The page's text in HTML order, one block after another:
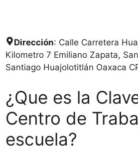
Dirección: Calle Carretera
Kilometro 7 Emiliano Zapata,
Santiago Huajolotitlán Oaxaca
¿Que es la
Centro de
escuela?